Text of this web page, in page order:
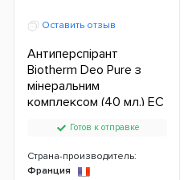
Оставить отзыв
Антиперспірант
Biotherm Deo Pure з
мінеральним
комплексом (40 мл.) ЕС
Готов к отправке
Страна-производитель:
Франция